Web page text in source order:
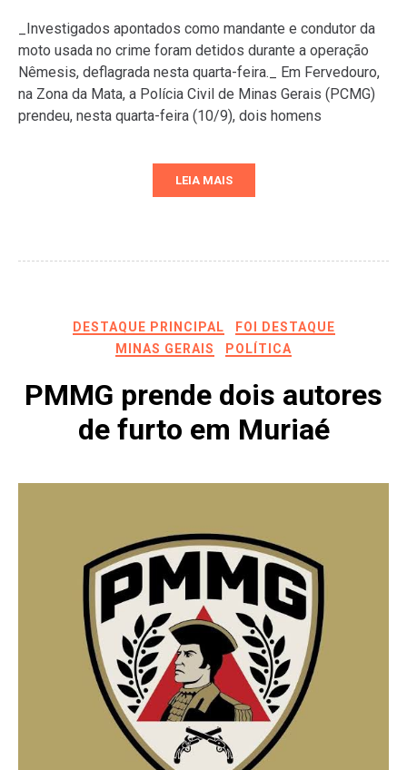
_Investigados apontados como mandante e condutor da
moto usada no crime foram detidos durante a operação
Nêmesis, deflagrada nesta quarta-feira._ Em Fervedouro,
na Zona da Mata, a Polícia Civil de Minas Gerais (PCMG)
prendeu, nesta quarta-feira (10/9), dois homens
LEIA MAIS
DESTAQUE PRINCIPAL
FOI DESTAQUE
MINAS GERAIS
POLÍTICA
PMMG prende dois autores
de furto em Muriaé